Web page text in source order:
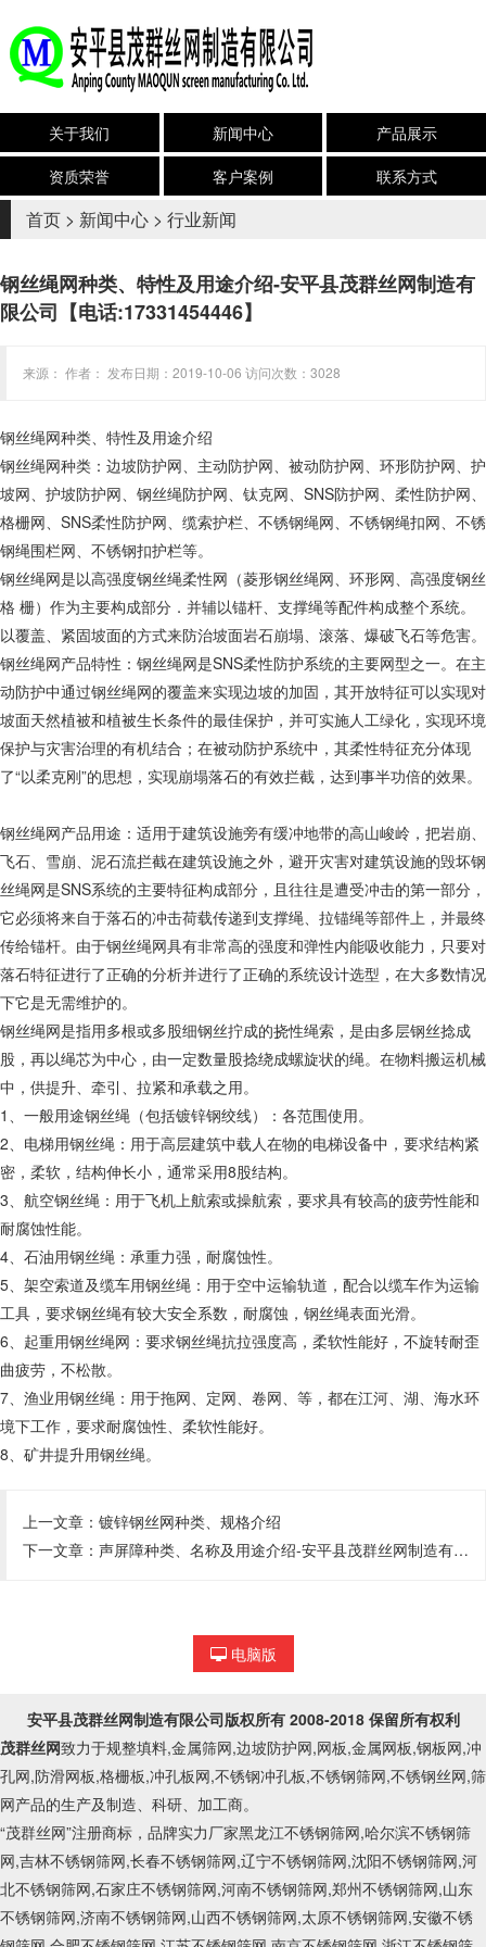
关于我们 新闻中心
产品展示
资质荣誉
客户案例 联系方式
首页 > 新闻中心 > 行业新闻
钢丝绳网种类、特性及用途介绍-安平县茂群丝网制造有
限公司【电话:17331454446】
来源： 作者： 发布日期：2019-10-06 访问次数：3028
钢丝绳网种类、特性及用途介绍
钢丝绳网种类：边坡防护网、主动防护网、被动防护网、环形防护网、护
坡网、护坡防护网、钢丝绳防护网、钛克网、SNS防护网、柔性防护网、
格栅网、SNS柔性防护网、缆索护栏、不锈钢绳网、不锈钢绳扣网、不锈
钢绳围栏网、不锈钢扣护栏等。
钢丝绳网是以高强度钢丝绳柔性网（菱形钢丝绳网、环形网、高强度钢丝
格 栅）作为主要构成部分．并辅以锚杆、支撑绳等配件构成整个系统。
以覆盖、紧固坡面的方式来防治坡面岩石崩塌、滚落、爆破飞石等危害。
钢丝绳网产品特性：钢丝绳网是SNS柔性防护系统的主要网型之一。在主
动防护中通过钢丝绳网的覆盖来实现边坡的加固，其开放特征可以实现对
坡面天然植被和植被生长条件的最佳保护，并可实施人工绿化，实现环境
保护与灾害治理的有机结合；在被动防护系统中，其柔性特征充分体现
了“以柔克刚”的思想，实现崩塌落石的有效拦截，达到事半功倍的效果。
钢丝绳网产品用途：适用于建筑设施旁有缓冲地带的高山峻岭，把岩崩、
飞石、雪崩、泥石流拦截在建筑设施之外，避开灾害对建筑设施的毁坏钢
丝绳网是SNS系统的主要特征构成部分，且往往是遭受冲击的第一部分，
它必须将来自于落石的冲击荷载传递到支撑绳、拉锚绳等部件上，并最终
传给锚杆。由于钢丝绳网具有非常高的强度和弹性内能吸收能力，只要对
落石特征进行了正确的分析并进行了正确的系统设计选型，在大多数情况
下它是无需维护的。
钢丝绳网是指用多根或多股细钢丝拧成的挠性绳索，是由多层钢丝捻成
股，再以绳芯为中心，由一定数量股捻绕成螺旋状的绳。在物料搬运机械
中，供提升、牵引、拉紧和承载之用。
1、一般用途钢丝绳（包括镀锌钢绞线）：各范围使用。
2、电梯用钢丝绳：用于高层建筑中载人在物的电梯设备中，要求结构紧
密，柔软，结构伸长小，通常采用8股结构。
3、航空钢丝绳：用于飞机上航索或操航索，要求具有较高的疲劳性能和
耐腐蚀性能。
4、石油用钢丝绳：承重力强，耐腐蚀性。
5、架空索道及缆车用钢丝绳：用于空中运输轨道，配合以缆车作为运输
工具，要求钢丝绳有较大安全系数，耐腐蚀，钢丝绳表面光滑。
6、起重用钢丝绳网：要求钢丝绳抗拉强度高，柔软性能好，不旋转耐歪
曲疲劳，不松散。
7、渔业用钢丝绳：用于拖网、定网、卷网、等，都在江河、湖、海水环
境下工作，要求耐腐蚀性、柔软性能好。
8、矿井提升用钢丝绳。
上一文章： 镀锌钢丝网种类、规格介绍
下一文章： 声屏障种类、名称及用途介绍-安平县茂群丝网制造有限公司【电话:17331454446】
电脑版
安平县茂群丝网制造有限公司版权所有 2008-2018 保留所有权利
茂群丝网致力于规整填料,金属筛网,边坡防护网,网板,金属网板,钢板网,冲
孔网,防滑网板,格栅板,冲孔板网,不锈钢冲孔板,不锈钢筛网,不锈钢丝网,筛
网产品的生产及制造、科研、加工商。
“茂群丝网”注册商标，品牌实力厂家黑龙江不锈钢筛网,哈尔滨不锈钢筛
网,吉林不锈钢筛网,长春不锈钢筛网,辽宁不锈钢筛网,沈阳不锈钢筛网,河
北不锈钢筛网,石家庄不锈钢筛网,河南不锈钢筛网,郑州不锈钢筛网,山东
不锈钢筛网,济南不锈钢筛网,山西不锈钢筛网,太原不锈钢筛网,安徽不锈